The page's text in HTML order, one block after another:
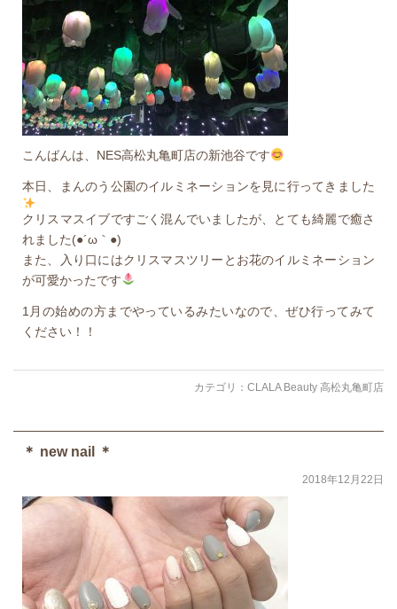
こんばんは、NES高松丸亀町店の新池谷です
本日、まんのう公園のイルミネーションを見に行ってきました
クリスマスイブですごく混んでいましたが、とても綺麗で癒さ
れました(●´ω｀●)
また、入り口にはクリスマスツリーとお花のイルミネーション
が可愛かったです
1月の始めの方までやっているみたいなので、ぜひ行ってみて
ください！！
カテゴリ： CLALA Beauty 高松丸亀町店
＊ new nail ＊
2018年12月22日